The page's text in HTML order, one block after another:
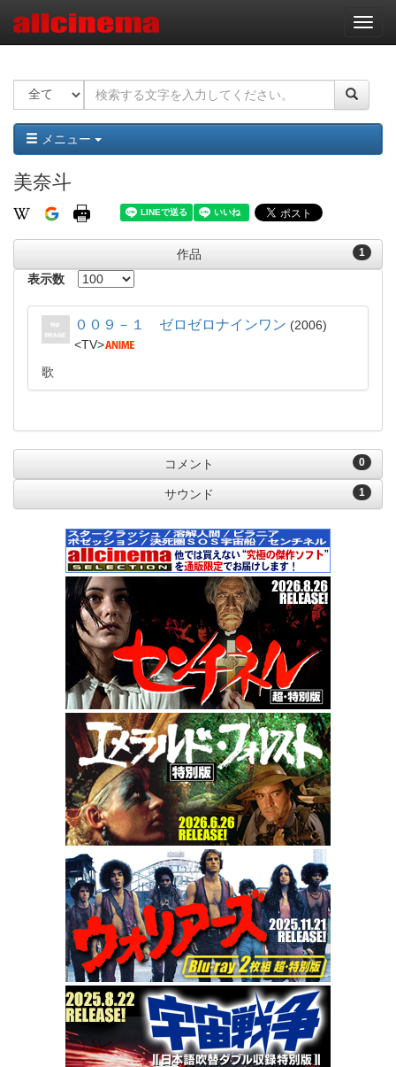
ナ
ビ
ー
ョ
ン
メニュー
美奈斗
1
作品
表示数
００９－１ ゼロゼロナインワン
2006
TV
歌
0
コメント
1
サウンド